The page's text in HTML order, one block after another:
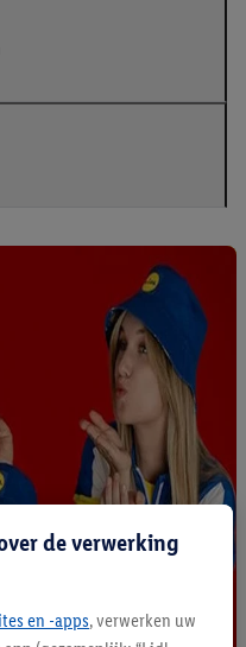
de verwerking
en -apps, verwerken uw